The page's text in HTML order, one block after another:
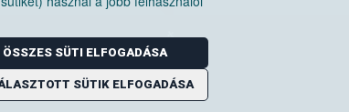
ÖSSZES SÜTI ELFOGADÁSA
SÜTIK ELFOGADÁSA